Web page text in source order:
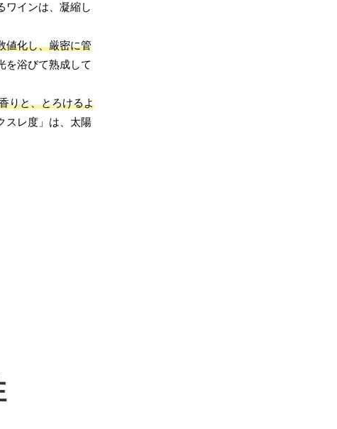
ワインは、凝縮し
値化し、厳密に管
を浴びて熟成して
りと、とろけるよ
スレ度」は、太陽